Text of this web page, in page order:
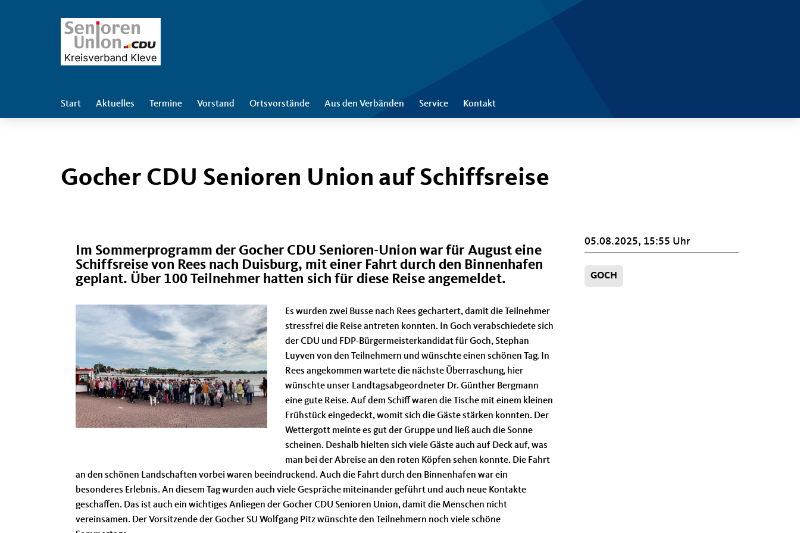
Start Aktuelles Termine Vorstand Ortsvorstände Aus den Verbänden Service Kontakt
Gocher CDU Senioren Union auf Schiffsreise
Im Sommerprogramm der Gocher CDU Senioren-Union war für August eine
Schiffsreise von Rees nach Duisburg, mit einer Fahrt durch den Binnenhafen
geplant. Über 100 Teilnehmer hatten sich für diese Reise angemeldet.
Es wurden zwei Busse nach Rees gechartert, damit die Teilnehmer
stressfrei die Reise antreten konnten. In Goch verabschiedete sich
der CDU und FDP-Bürgermeisterkandidat für Goch, Stephan
Luyven von den Teilnehmern und wünschte einen schönen Tag. In
Rees angekommen wartete die nächste Überraschung, hier
wünschte unser Landtagsabgeordneter Dr. Günther Bergmann
eine gute Reise. Auf dem Schiff waren die Tische mit einem kleinen
Frühstück eingedeckt, womit sich die Gäste stärken konnten. Der
Wettergott meinte es gut der Gruppe und ließ auch die Sonne
scheinen. Deshalb hielten sich viele Gäste auch auf Deck auf, was
man bei der Abreise an den roten Köpfen sehen konnte. Die Fahrt
an den schönen Landschaften vorbei waren beeindruckend. Auch die Fahrt durch den Binnenhafen war ein
besonderes Erlebnis. An diesem Tag wurden auch viele Gespräche miteinander geführt und auch neue Kontakte
geschaffen. Das ist auch ein wichtiges Anliegen der Gocher CDU Senioren Union, damit die Menschen nicht
vereinsamen. Der Vorsitzende der Gocher SU Wolfgang Pitz wünschte den Teilnehmern noch viele schöne
05.08.2025, 15:55 Uhr
GOCH